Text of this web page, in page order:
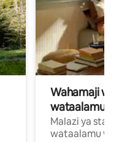
Wahamaji
wataalamu
Malazi ya
wataalamu